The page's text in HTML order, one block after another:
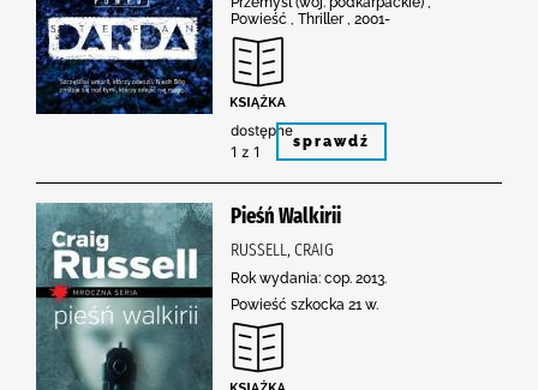
Powieść , Thriller , 2001-
dostępne
1 z 1
sprawdź
Pieśń Walkirii
RUSSELL, CRAIG
Rok wydania: cop. 2013.
Powieść szkocka 21 w.